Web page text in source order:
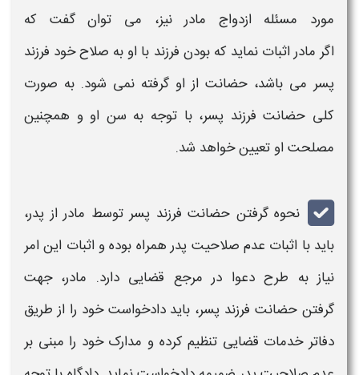
مورد مسئله ازدواج مادرنیز، می توان گفت که
اگر مادراثبات نماید که بودن فرزند با او به صلاح خود فرزند
پسر می باشد، حضانت از او گرفته نمی شود. به صورت
کلی حضانت فرزند پسر، با توجه به سن او و همچنین
مصلحت او تعیین خواهد شد.
نحوه گرفتن حضانت فرزند پسر توسط مادراز پدر،
باید با اثبات عدم صلاحیت پدر همراه بوده و اثبات این امر
نیاز به طرح دعوا در مرجع قضایی دارد. مادر، جهت
گرفتن حضانت فرزند پسر، باید دادخواست خود را از طریق
دفاتر خدمات قضایی تنظیم کرده و مدارک خود را مبنی بر